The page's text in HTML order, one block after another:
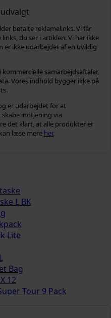
betalte reklamelinks. Vi får
du ser i artiklen. Vi har ikke
ikke udarbejdet af en uvildig
samarbejdsaftaler,
Vores indhold bygger ikke på
er udarbejdet for at
indtjening via
det klart, at alle produkter er
læse mere her.
L BK
Lite
Bag
12
Tour 9 Pack